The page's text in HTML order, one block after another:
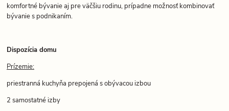
komfortné bývanie aj pre väčšiu rodinu, prípadne možnosť kombinovať
bývanie s podnikaním.
Dispozícia domu
Prízemie:
priestranná kuchyňa prepojená s obývacou izbou
2 samostatné izby